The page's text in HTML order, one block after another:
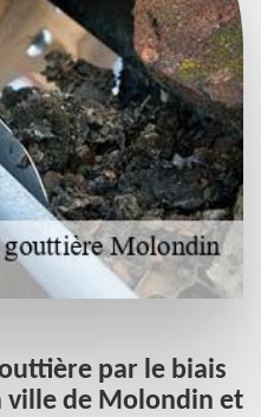
par le biais
ville de Molondin et